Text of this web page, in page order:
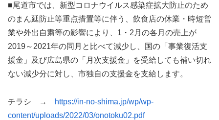
■尾道市では、新型コロナウイルス感染症拡大防止のため
のまん延防止等重点措置等に伴う、飲食店の休業・時短営
業や外出自粛等の影響により、1・2月の各月の売上が
2019～2021年の同月と比べて減少し、国の「事業復活支
援金」及び広島県の「月次支援金」を受給しても補い切れ
ない減少分に対し、市独自の支援金を支給します。
チラシ →
https://in-no-shima.jp/wp/wp-
content/uploads/2022/03/onotoku02.pdf